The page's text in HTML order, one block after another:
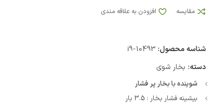
مقایسه افزودن به علاقه مندی
شناسه محصول: i9-10493
دسته: بخار شوی
شوینده با بخار پر فشار
بیشینه فشار بخار : 3.5 بار